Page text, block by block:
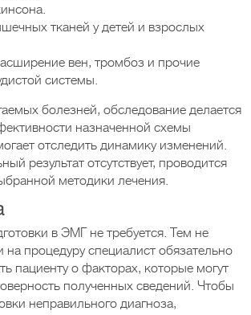
тканей у детей и взрослых
вен, тромбоз и прочие
системы.
болезней, обследование делается
назначенной схемы
отследить динамику изменений.
результат отсутствует, проводится
методики лечения.
в ЭМГ не требуется. Тем не
на процедуру специалист обязательно
пациенту о факторах, которые могут
полученных сведений. Чтобы
неправильного диагноза,